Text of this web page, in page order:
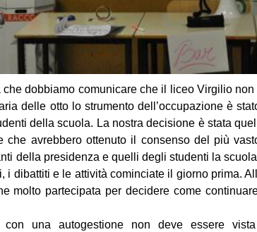
che dobbiamo comunicare che il liceo Virgilio
delle otto lo strumento dell’occupazione è
della scuola. La nostra decisione è stata
che avrebbero ottenuto il consenso del più
della presidenza e quelli degli studenti la
i dibattiti e le attività cominciate il giorno prima.
molto partecipata per decidere come
con una autogestione non deve essere